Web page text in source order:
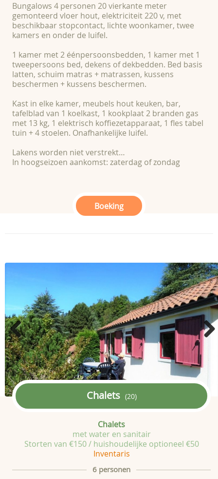
Bungalows 4 personen 20 vierkante meter
gemonteerd vloer hout, elektriciteit 220 v, met
beschikbaar stopcontact, lichte woonkamer, twee
kamers en onder de luifel.
1 kamer met 2 éénpersoonsbedden, 1 kamer met 1
tweepersoons bed, dekens of dekbedden. Bed basis
latten, schuim matras + matrassen, kussens
beschermen + kussens beschermen.
Kast in elke kamer, meubels hout keuken, bar,
tafelblad van 1 koelkast, 1 kookplaat 2 branden gas
met 13 kg, 1 elektrisch koffiezetapparaat, 1 fles tabel
tuin + 4 stoelen. Onafhankelijke luifel.
Lakens worden niet verstrekt…
In hoogseizoen aankomst: zaterdag of zondag
Boeking
Previous Next
Chalets (20)
Chalets
met water en sanitair
Storten van €150 / huishoudelijke optioneel €50
Inventaris
6 personen